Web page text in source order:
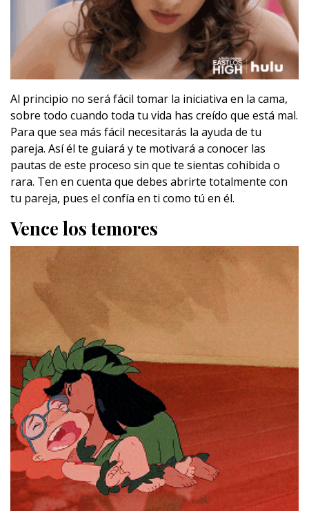
Al principio no será fácil tomar la iniciativa en la cama,
sobre todo cuando toda tu vida has creído que está mal.
Para que sea más fácil necesitarás la ayuda de tu
pareja. Así él te guiará y te motivará a conocer las
pautas de este proceso sin que te sientas cohibida o
rara. Ten en cuenta que debes abrirte totalmente con
tu pareja, pues el confía en ti como tú en él.
Vence los temores